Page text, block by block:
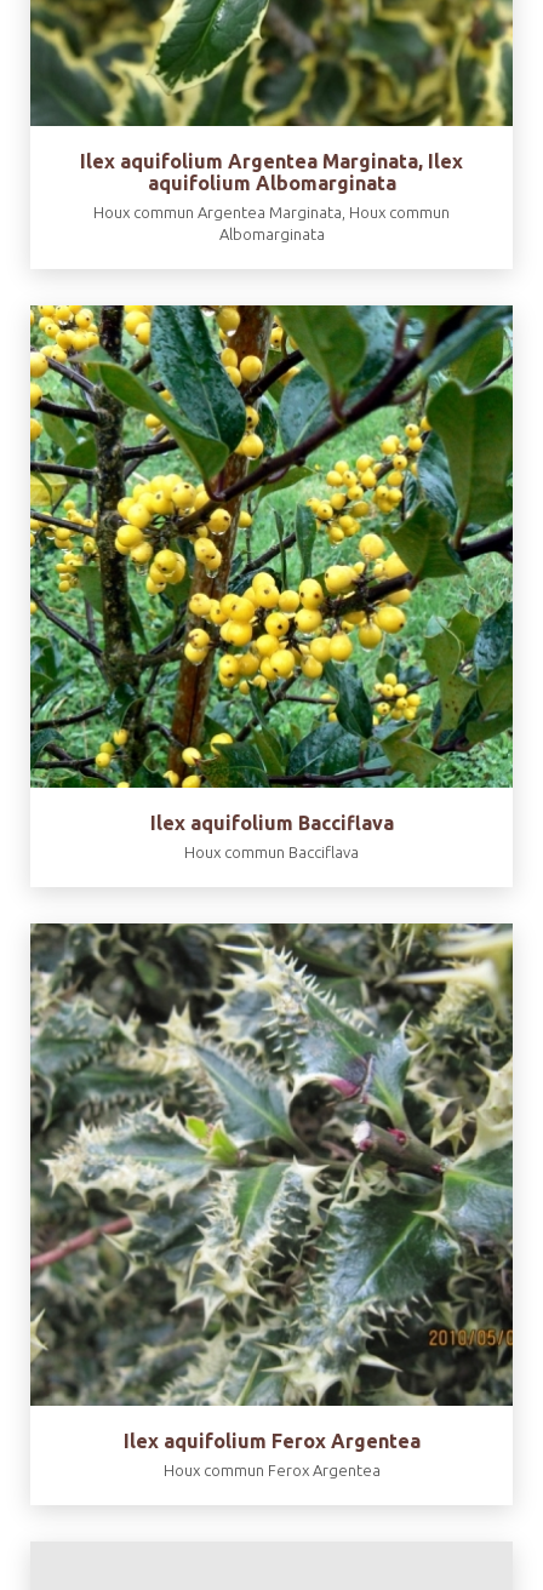
Ilex aquifolium Argentea Marginata, Ilex
aquifolium Albomarginata
Houx commun Argentea Marginata, Houx commun
Albomarginata
Ilex aquifolium Bacciflava
Houx commun Bacciflava
Ilex aquifolium Ferox Argentea
Houx commun Ferox Argentea